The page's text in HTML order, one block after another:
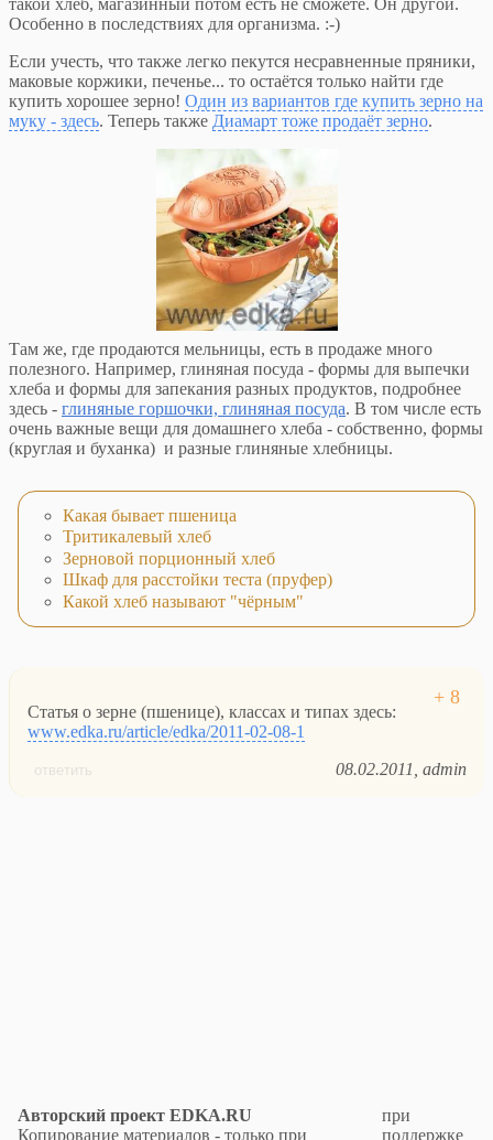
такой хлеб, магазинный потом есть не сможете. Он другой.
Особенно в последствиях для организма. :-)
Если учесть, что также легко пекутся несравненные пряники,
маковые коржики, печенье... то остаётся только найти где
купить хорошее зерно! Один из вариантов где купить зерно на
муку - здесь. Теперь также Диамарт тоже продаёт зерно.
Там же, где продаются мельницы, есть в продаже много
полезного. Например, глиняная посуда - формы для выпечки
хлеба и формы для запекания разных продуктов, подробнее
здесь - глиняные горшочки, глиняная посуда. В том числе есть
очень важные вещи для домашнего хлеба - собственно, формы
(круглая и буханка) и разные глиняные хлебницы.
Какая бывает пшеница
Тритикалевый хлеб
Зерновой порционный хлеб
Шкаф для расстойки теста (пруфер)
Какой хлеб называют "чёрным"
Статья о зерне (пшенице), классах и типах здесь:
www.edka.ru/article/edka/2011-02-08-1
ответить 08.02.2011 admin
Авторский проект EDKA.RU
Копирование материалов - только при
при
поддержке